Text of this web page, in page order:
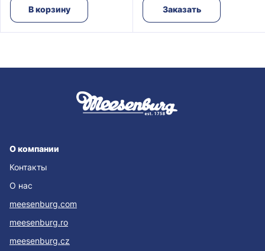
В корзину Заказать
О компании
Контакты
О нас
meesenburg.com
meesenburg.ro
meesenburg.cz